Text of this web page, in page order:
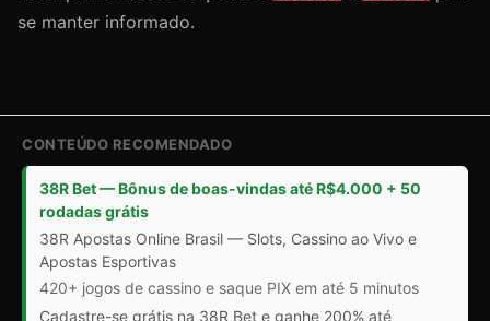
se manter informado.
CONTEÚDO RECOMENDADO
38R Bet — Bônus de boas-vindas até R$4.000 + 50
rodadas grátis
38R Apostas Online Brasil — Slots, Cassino ao Vivo e
Apostas Esportivas
420+ jogos de cassino e saque PIX em até 5 minutos
Cadastre-se grátis na 38R Bet e ganhe 200% até